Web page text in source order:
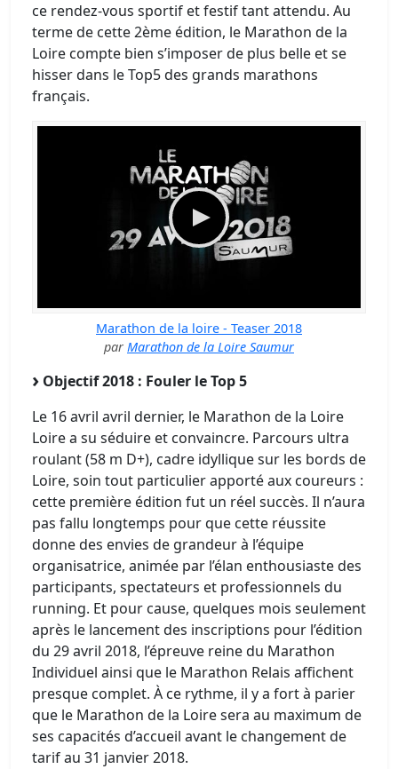
ce rendez-vous sportif et festif tant attendu. Au
terme de cette 2ème édition, le Marathon de la
Loire compte bien s’imposer de plus belle et se
hisser dans le Top5 des grands marathons
français.
Marathon de la loire - Teaser 2018
par Marathon de la Loire Saumur
Objectif 2018 : Fouler le Top 5
Le 16 avril avril dernier, le Marathon de la Loire
Loire a su séduire et convaincre. Parcours ultra
roulant (58 m D+), cadre idyllique sur les bords de
Loire, soin tout particulier apporté aux coureurs :
cette première édition fut un réel succès. Il n’aura
pas fallu longtemps pour que cette réussite
donne des envies de grandeur à l’équipe
organisatrice, animée par l’élan enthousiaste des
participants, spectateurs et professionnels du
running. Et pour cause, quelques mois seulement
après le lancement des inscriptions pour l’édition
du 29 avril 2018, l’épreuve reine du Marathon
Individuel ainsi que le Marathon Relais affichent
presque complet. À ce rythme, il y a fort à parier
que le Marathon de la Loire sera au maximum de
ses capacités d’accueil avant le changement de
tarif au 31 janvier 2018.